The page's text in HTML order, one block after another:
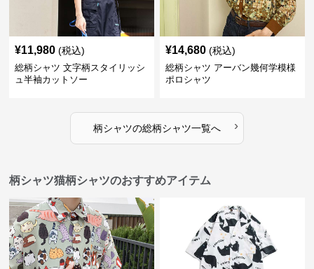
¥11,980 (税込)
総柄シャツ 文字柄スタイリッシ
ュ半袖カットソー
¥14,680 (税込)
総柄シャツ アーバン幾何学模様
ポロシャツ
柄シャツの総柄シャツ一覧へ ›
柄シャツ猫柄シャツのおすすめアイテム